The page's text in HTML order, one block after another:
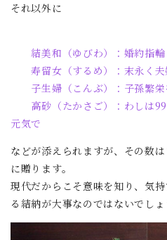
それ以外に
結美和（ゆびわ）：婚約指輪
寿留女（するめ）：末永く夫
子生婦（こんぶ）：子孫繁栄
高砂（たかさご）：わしは99
元気で
などが添えられますが、その数
に贈ります。
現代だからこそ意味を知り、気
る結納が大事なのではないでしょ